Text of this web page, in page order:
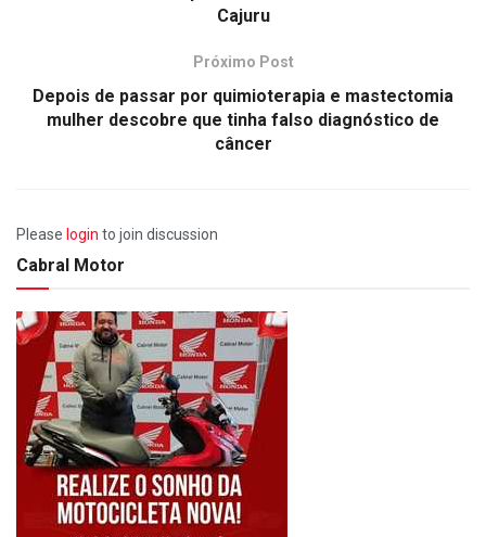
Cajuru
Próximo Post
Depois de passar por quimioterapia e mastectomia
mulher descobre que tinha falso diagnóstico de
câncer
Please login to join discussion
Cabral Motor